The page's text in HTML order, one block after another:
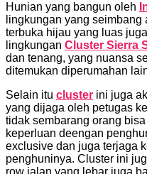
Hunian yang bangun oleh
lingkungan yang
terbuka hijau yang luas
lingkungan Cluster Sierra
dan tenang, yang nuansa
ditemukan diperumahan
Selain itu cluster ini juga
yang dijaga oleh petugas
tidak sembarang orang
keperluan deengan
exclusive dan juga terjaga
penghuninya. Cluster ini